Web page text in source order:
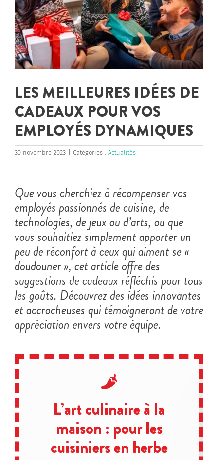
LES MEILLEURES IDÉES DE
CADEAUX POUR VOS
EMPLOYÉS DYNAMIQUES
30 novembre 2023 Catégories : Actualités
Que vous cherchiez à récompenser vos
employés passionnés de cuisine, de
technologies, de jeux ou d’arts, ou que
vous souhaitiez simplement apporter un
peu de réconfort à ceux qui aiment se «
doudouner », cet article offre des
suggestions de cadeaux réfléchis pour tous
les goûts. Découvrez des idées innovantes
et accrocheuses qui témoigneront de votre
appréciation envers votre équipe.
L’art culinaire à la
maison : pour les
cuisiniers en herbe